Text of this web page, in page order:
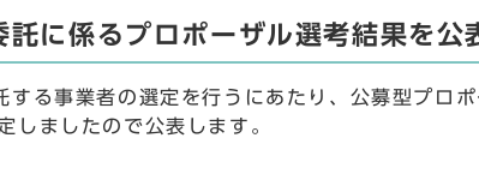
に係るプロポーザル選考結果を公
る事業者の選定を行うにあたり、公募型プロ
しましたので公表します。